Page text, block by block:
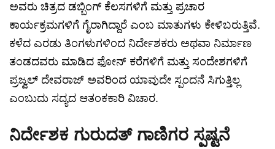
ಅವರು ಚಿತ್ರದ ಡಬ್ಬಿಂಗ್ ಕೆಲಸಗಳಿಗೆ ಮತ್ತು ಪ್ರಚಾರ
ಕಾರ್ಯಕ್ರಮಗಳಿಗೆ ಗೈರಾಗಿದ್ದಾರೆ ಎಂಬ ಮಾತುಗಳು ಕೇಳಿಬರುತ್ತಿವೆ.
ಕಳೆದ ಎರಡು ತಿಂಗಳುಗಳಿಂದ ನಿರ್ದೇಶಕರು ಅಥವಾ ನಿರ್ಮಾಣ
ತಂಡದವರು ಮಾಡಿದ ಫೋನ್ ಕರೆಗಳಿಗೆ ಮತ್ತು ಸಂದೇಶಗಳಿಗೆ
ಪ್ರಜ್ವಲ್ ದೇವರಾಜ್ ಅವರಿಂದ ಯಾವುದೇ ಸ್ಪಂದನೆ ಸಿಗುತ್ತಿಲ್ಲ
ಎಂಬುದು ಸದ್ಯದ ಆತಂಕಕಾರಿ ವಿಚಾರ.
ನಿರ್ದೇಶಕ ಗುರುದತ್ ಗಾಣಿಗರ ಸ್ಪಷ್ಟನೆ